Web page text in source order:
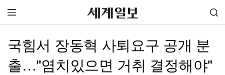
국힘서 장동혁 사퇴요구 공개 분
출…"염치있으면 거취 결정해야"